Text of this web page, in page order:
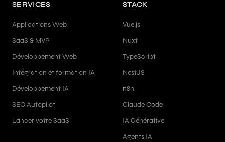
SERVICES
Applications Web
SaaS & MVP
Développement Web
Intégration et formation IA
Développement IA
SEO Autopilot
Lancer votre SaaS
STACK
Vue.js
Nuxt
TypeScript
NestJS
n8n
Claude Code
IA Générative
Agents IA